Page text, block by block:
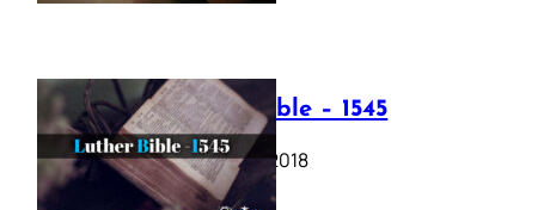
Luther Bible – 1545
October 17, 2018